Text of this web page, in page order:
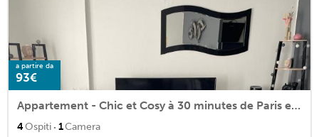
a partire da
93€
Appartement - Chic et Cosy à 30 minutes de Paris et 25 minutes de Disney
4Ospiti · 1Camera